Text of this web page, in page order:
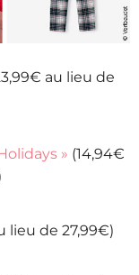
au lieu de
» (14,94€
lieu de 27,99€)